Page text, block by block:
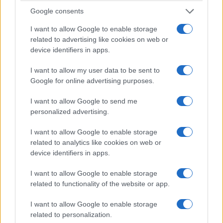
Google consents
I want to allow Google to enable storage
related to advertising like cookies on web or
device identifiers in apps.
I want to allow my user data to be sent to
Google for online advertising purposes.
I want to allow Google to send me
personalized advertising.
I want to allow Google to enable storage
related to analytics like cookies on web or
device identifiers in apps.
I want to allow Google to enable storage
related to functionality of the website or app.
I want to allow Google to enable storage
related to personalization.
Καταγραφή και τεκμηρίωση χειρόγραφων και παλαιτύπων
που θα εκτεθούν στο μουσείο της Ευξείνου Λέσχης
Ποντίων Νάουσας (φωτ.: Εύξεινος Λέσχη Ποντίων
Νάουσας)
Σύσκεψη εργασίας της μουσειολογικής ομάδας (φωτ.: